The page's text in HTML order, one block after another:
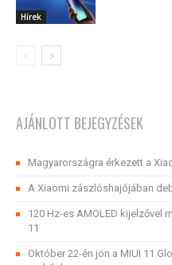
Hírek
AJÁNLOTT BEJEGYZÉSEK
Magyarországra érkezett a
A Xiaomi zászlóshajójában
120 Hz-es AMOLED kijelzővel
11
Október 22-én jön a MIUI 11